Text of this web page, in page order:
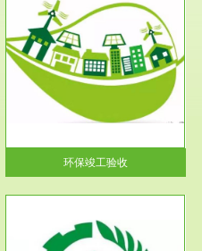
环保竣工验收